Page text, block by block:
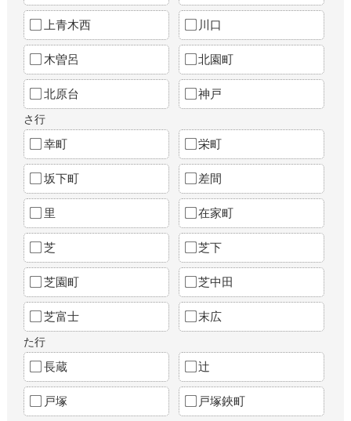
上青木西 川口
木曽呂 北園町
北原台 神戸
さ行
幸町 栄町
坂下町 差間
里 在家町
芝 芝下
芝園町 芝中田
芝富士 末広
た行
長蔵 辻
戸塚 戸塚鋏町